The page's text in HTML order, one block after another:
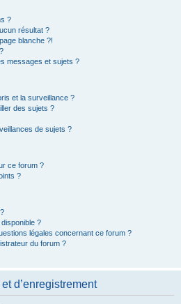
?
résultat ?
blanche ?!
messages et sujets ?
et la surveillance ?
des sujets ?
de sujets ?
ce forum ?
?
?
légales concernant ce forum ?
du forum ?
d’enregistrement